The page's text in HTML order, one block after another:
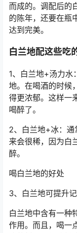
而成的。调配后的
的陈年，还要在瓶
达到完美。
白兰地配这些吃
1、白兰地+汤力水
地。在喝酒的时候
得更浓郁。这样一
喝醉了。
2、白兰地+冰：
来会很稀，因为白
醉。
喝白兰地的好处
3、白兰地可提升
白兰地中含有一种
作用。而且，喝一